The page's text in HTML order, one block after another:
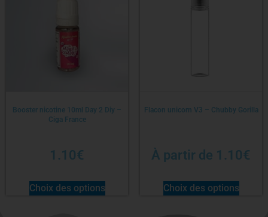
Booster nicotine 10ml Day 2 Diy –
Ciga France
1.10€
Choix des options
Flacon unicorn V3 – Chubby Gorilla
À partir de 1.10€
Choix des options